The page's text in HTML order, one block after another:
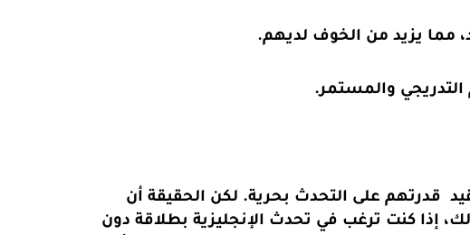
مما يزيد من الخوف لديهم.
التدريجي والمستمر.
قدرتهم على التحدث بحرية. لكن الحقيقة أن
إذا كنت ترغب في تحدث الإنجليزية بطلاقة دون